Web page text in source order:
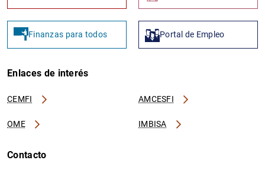
Finanzas para todos Portal de Empleo
Enlaces de interés
CEMFI AMCESFI
OME IMBISA
Contacto